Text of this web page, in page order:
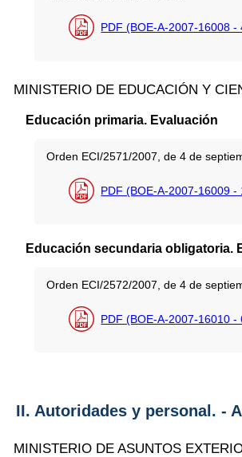
PDF (BOE-A-2007-16008 -
MINISTERIO DE EDUCACIÓN Y
Educación primaria. Evaluación
Orden ECI/2571/2007, de 4 de
PDF (BOE-A-2007-16009 -
Educación secundaria obligatoria.
Orden ECI/2572/2007, de 4 de
PDF (BOE-A-2007-16010 -
II. Autoridades y personal. -
MINISTERIO DE ASUNTOS